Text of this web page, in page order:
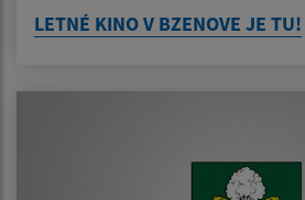
LETNÉ KINO V BZENOVE JE TU!